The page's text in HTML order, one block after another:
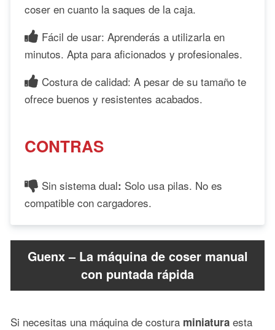
coser en cuanto la saques de la caja.
Fácil de usar: Aprenderás a utilizarla en
minutos. Apta para aficionados y profesionales.
Costura de calidad: A pesar de su tamaño te
ofrece buenos y resistentes acabados.
CONTRAS
Sin sistema dual: Solo usa pilas. No es
compatible con cargadores.
Guenx – La máquina de coser manual
con puntada rápida
Si necesitas una máquina de costura miniatura esta